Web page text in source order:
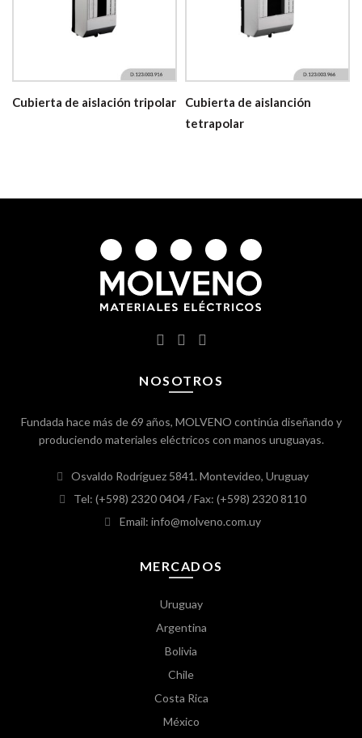
Cubierta de aislación tripolar
Cubierta de aislanción
tetrapolar
NOSOTROS
Fundada hace más de 69 años, MOLVENO continúa diseñando y
produciendo materiales eléctricos con manos uruguayas.
Osvaldo Rodríguez 5841. Montevideo, Uruguay
Tel: (+598) 2320 0404/ Fax: (+598) 2320 8110
Email: info@molveno.com.uy
MERCADOS
Uruguay
Argentina
Bolivia
Chile
Costa Rica
México